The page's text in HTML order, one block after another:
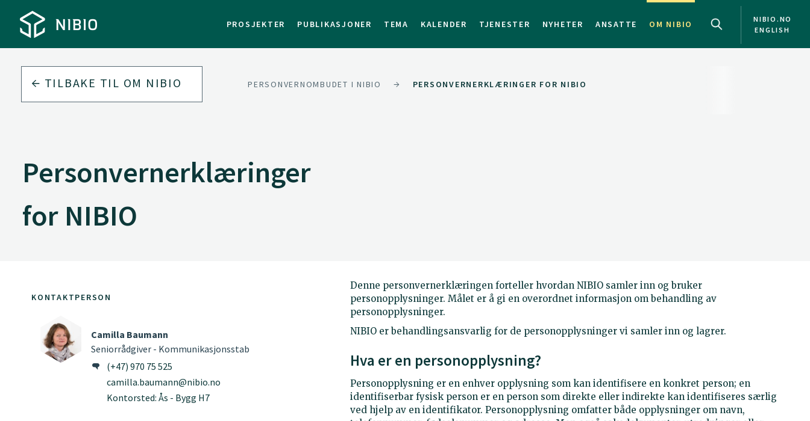
PROSJEKTER PUBLIKASJONER TEMA KALENDER TJENESTER NYHETER ANSATTE OM NIBIO
NIBIO.NO
ENGLISH
TILBAKE TIL OM NIBIO PERSONVERNOMBUDET I NIBIO PERSONVERNERKLÆRINGER FOR NIBIO
Personvernerklæringer
for NIBIO
Denne personvernerklæringen forteller hvordan NIBIO samler inn og bruker
personopplysninger. Målet er å gi en overordnet informasjon om behandling av
personopplysninger.
NIBIO er behandlingsansvarlig for de personopplysninger vi samler inn og lagrer.
Hva er en personopplysning?
Personopplysning er en enhver opplysning som kan identifisere en konkret person; en
identifiserbar fysisk person er en person som direkte eller indirekte kan identifiseres særlig
ved hjelp av en identifikator. Personopplysning omfatter både opplysninger om navn,
KONTAKTPERSON
Camilla Baumann
Seniorrådgiver - Kommunikasjonsstab
(+47) 970 75 525
camilla.baumann@nibio.no
Kontorsted: Ås - Bygg H7